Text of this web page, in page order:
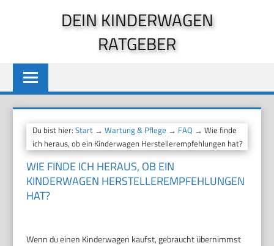
DEIN KINDERWAGEN
RATGEBER
Du bist hier:Start →Wartung & Pflege → FAQ → Wie finde
ich heraus, ob ein Kinderwagen Herstellerempfehlungen hat?
WIE FINDE ICH HERAUS, OB EIN
KINDERWAGEN HERSTELLEREMPFEHLUNGEN
HAT?
Wenn du einen Kinderwagen kaufst, gebraucht übernimmst